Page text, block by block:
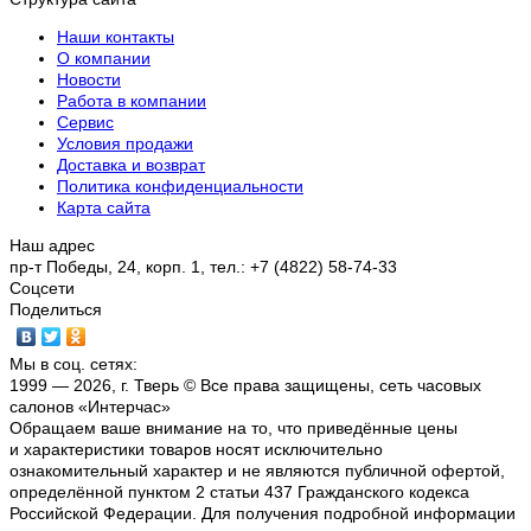
Наши контакты
О компании
Новости
Работа в компании
Сервис
Условия продажи
Доставка и возврат
Политика конфиденциальности
Карта сайта
Наш адрес
пр-т Победы, 24, корп. 1, тел.: +7 (4822) 58-74-33
Соцсети
Поделиться
Мы в соц. сетях:
1999 — 2026, г. Тверь © Все права защищены, сеть часовых
салонов «Интерчас»
Обращаем ваше внимание на то, что приведённые цены
и характеристики товаров носят исключительно
ознакомительный характер и не являются публичной офертой,
определённой пунктом 2 статьи 437 Гражданского кодекса
Российской Федерации. Для получения подробной информации